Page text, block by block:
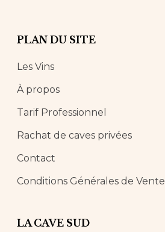
PLAN DU SITE
Les Vins
À propos
Tarif Professionnel
Rachat de caves privées
Contact
Conditions Générales de Vente
LA CAVE SUD